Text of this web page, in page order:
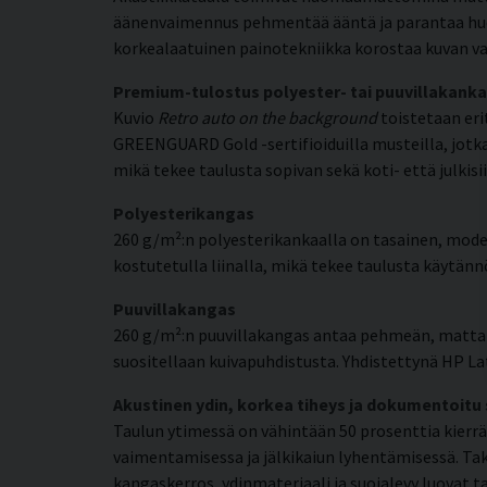
äänenvaimennus pehmentää ääntä ja parantaa
korkealaatuinen painotekniikka korostaa kuvan
Premium-tulostus polyester- tai
Kuvio Retro auto on the backgroundtoistetaan
GREENGUARD Gold -sertifioiduilla musteilla,
mikä tekee taulusta sopivan sekä koti- että
Polyesterikangas
260 g/m²:n polyesterikankaalla on tasainen,
kostutetulla liinalla, mikä tekee taulusta
Puuvillakangas
260 g/m²:n puuvillakangas antaa pehmeän,
suositellaan kuivapuhdistusta. Yhdistettynä HP
Akustinen ydin, korkea tiheys ja
Taulun ytimessä on vähintään 50 prosenttia
vaimentamisessa ja jälkikaiun lyhentämisessä.
kangaskerros, ydinmateriaali ja suojalevy luovat